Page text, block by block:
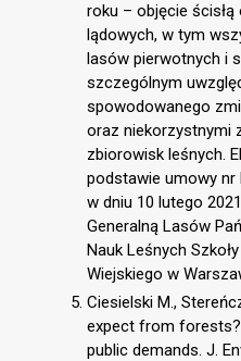
roku – objęcie
lądowych, w tym
lasów pierwotnych i
szczególnym
spowodowanego
oraz niekorzystnymi
zbiorowisk leśnych.
podstawie umowy nr
w dniu 10 lutego
Generalną Lasów
Nauk Leśnych
Wiejskiego w
Ciesielski M.,
expect from
public demands. J.